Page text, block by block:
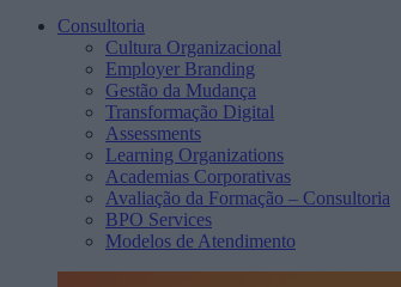
Consultoria
Cultura Organizacional
Employer Branding
Gestão da Mudança
Transformação Digital
Assessments
Learning Organizations
Academias Corporativas
Avaliação da Formação – Consultoria
BPO Services
Modelos de Atendimento